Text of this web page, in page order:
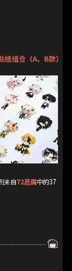
来自72恶魔中的37